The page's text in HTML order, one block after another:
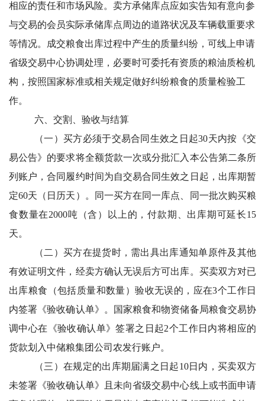
相应的责任和市场风险。卖方承储库点应如实告知有意向参
与交易的会员实际承储库点周边的道路状况及车辆载重要求
等情况。成交粮食出库过程中产生的质量纠纷，可线上申请
省级交易中心协调处理，必要时可委托有资质的粮油质检机
构，按照国家标准或相关规定做好纠纷粮食的质量检验工
作。
六、交割、验收与结算
（一）买方必须于交易合同生效之日起30天内按《交
易公告》的要求将全额货款一次或分批汇入本公告第二条所
列账户，合同履约时间为自交易合同生效之日起，出库期暂
定60天（日历天）。同一买方在同一库点、同一批次购买粮
食数量在2000吨（含）以上的，付款期、出库期可延长15
天。
（二）买方在提货时，需出具出库通知单原件及其他
有效证明文件，经卖方确认无误后方可出库。买卖双方对已
出库粮食（包括质量和数量）验收无误的，应在3个工作日
内签署《验收确认单》。国家粮食和物资储备局粮食交易协
调中心在《验收确认单》签署之日起2个工作日内将相应的
货款划入中储粮集团公司农发行账户。
（三）在规定的出库期届满之日起10日内，买卖双方
未签署《验收确认单》且未向省级交易中心线上或书面申请